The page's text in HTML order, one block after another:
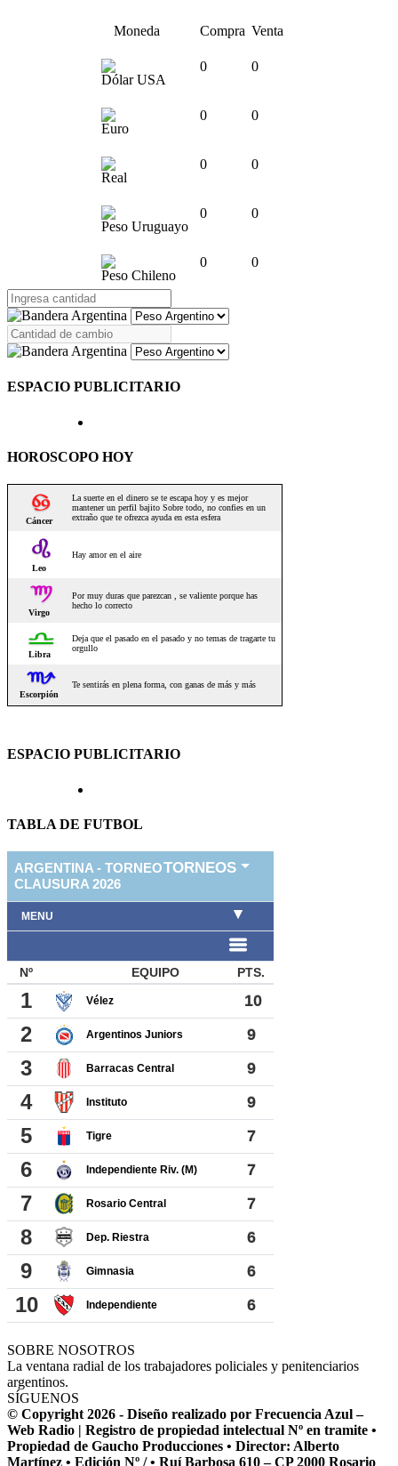
Moneda Compra Venta
Dólar USA
0 0
Euro
0 0
Real
0 0
Peso Uruguayo
0 0
Peso Chileno
0 0
ESPACIO PUBLICITARIO
HOROSCOPO HOY
ESPACIO PUBLICITARIO
TABLA DE FUTBOL
SOBRE NOSOTROS
La ventana radial de los trabajadores policiales y penitenciarios
argentinos.
SÍGUENOS
© Copyright 2026 - Diseño realizado por Frecuencia Azul –
Web Radio | Registro de propiedad intelectual Nº en tramite •
Propiedad de Gaucho Producciones • Director: Alberto
Martínez • Edición Nº / • Ruí Barbosa 610 – CP 2000 Rosario